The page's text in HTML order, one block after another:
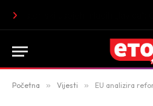
Početna » Vijesti » EU analizira reformsku